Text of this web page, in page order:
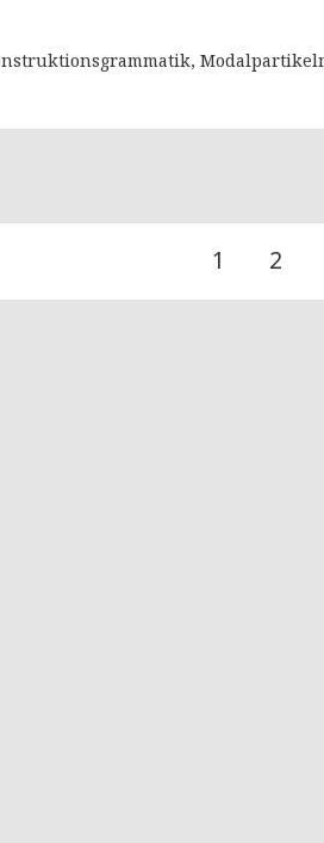
Seite
1 Seite
2